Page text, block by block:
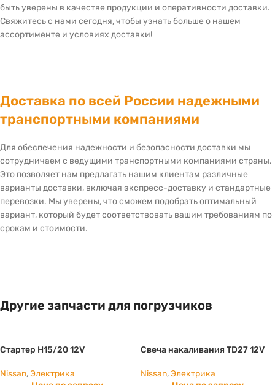
быть уверены в качестве продукции и оперативности доставки.
Свяжитесь с нами сегодня, чтобы узнать больше о нашем
ассортименте и условиях доставки!
Доставка по всей России надежными
транспортными компаниями
Для обеспечения надежности и безопасности доставки мы
сотрудничаем с ведущими транспортными компаниями страны.
Это позволяет нам предлагать нашим клиентам различные
варианты доставки, включая экспресс-доставку и стандартные
перевозки. Мы уверены, что сможем подобрать оптимальный
вариант, который будет соответствовать вашим требованиям по
срокам и стоимости.
Другие запчасти для погрузчиков
Стартер Н15/20 12V
Nissan,Электрика
Свеча накаливания TD27 12V
Nissan,Электрика